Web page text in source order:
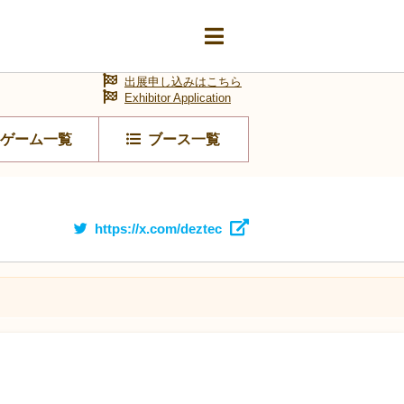
ゲーム一覧 ブース一覧
出展申し込みはこちら
Exhibitor Application
https://x.com/deztec